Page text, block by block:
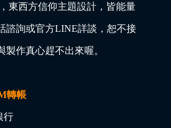
東西方信仰主題設計，皆能量
諮詢或官方LINE詳談，恕不接
製作真心趕不出來喔。
轉帳
行